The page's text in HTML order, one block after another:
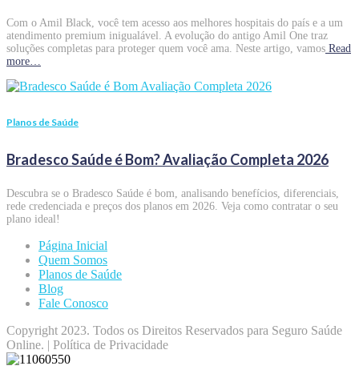
Com o Amil Black, você tem acesso aos melhores hospitais do país e a um
atendimento premium inigualável. A evolução do antigo Amil One traz
soluções completas para proteger quem você ama. Neste artigo, vamos Read
more…
Planos de Saúde
Bradesco Saúde é Bom? Avaliação Completa 2026
Descubra se o Bradesco Saúde é bom, analisando benefícios, diferenciais,
rede credenciada e preços dos planos em 2026. Veja como contratar o seu
plano ideal!
Página Inicial
Quem Somos
Planos de Saúde
Blog
Fale Conosco
Copyright 2023. Todos os Direitos Reservados para Seguro Saúde
Online. | Política de Privacidade